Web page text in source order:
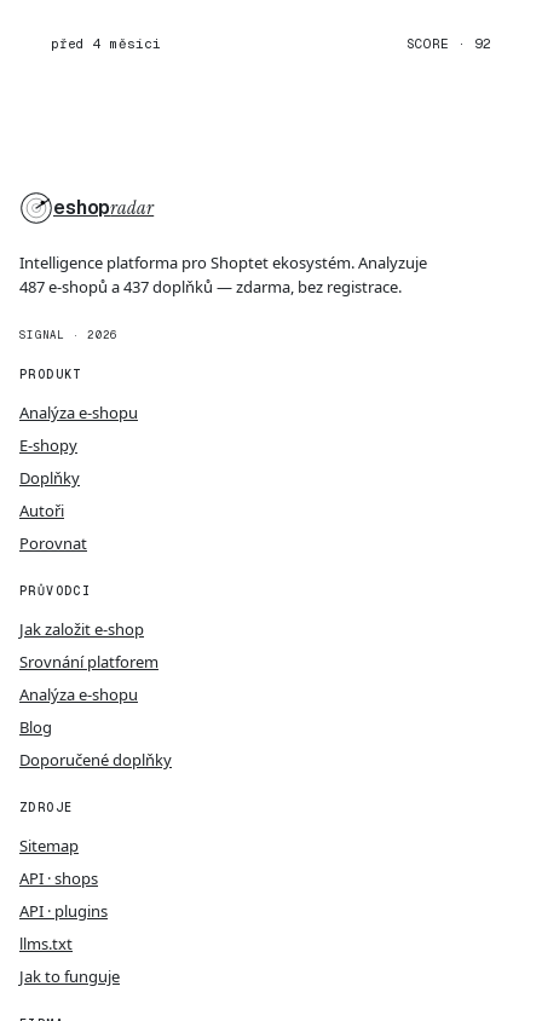
před 4 měsíci SCORE · 92
eshopradar
Intelligence platforma pro Shoptet ekosystém. Analyzuje
487 e-shopů a 437 doplňků — zdarma, bez registrace.
SIGNAL · 2026
PRODUKT
Analýza e-shopu
E-shopy
Doplňky
Autoři
Porovnat
PRŮVODCI
Jak založit e-shop
Srovnání platforem
Analýza e-shopu
Blog
Doporučené doplňky
ZDROJE
Sitemap
API · shops
API · plugins
llms.txt
Jak to funguje